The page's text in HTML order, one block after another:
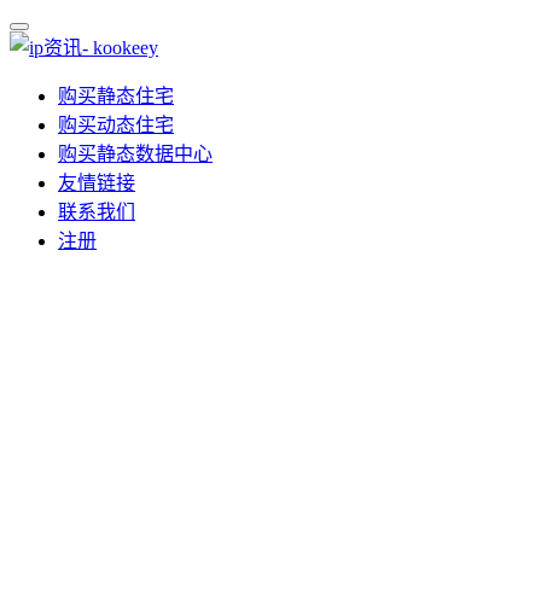
购买静态住宅
购买动态住宅
购买静态数据中心
友情链接
联系我们
注册